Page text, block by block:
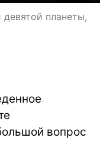
планеты,
вопрос